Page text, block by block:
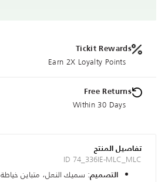
Tickit Rewards
Earn 2X Loyalty Points
Free Returns
Within 30 Days
تفاصيل المنتج
ID 74_336IE-MLC_MLC
التصميم: سميك النعل، متباين خياطة